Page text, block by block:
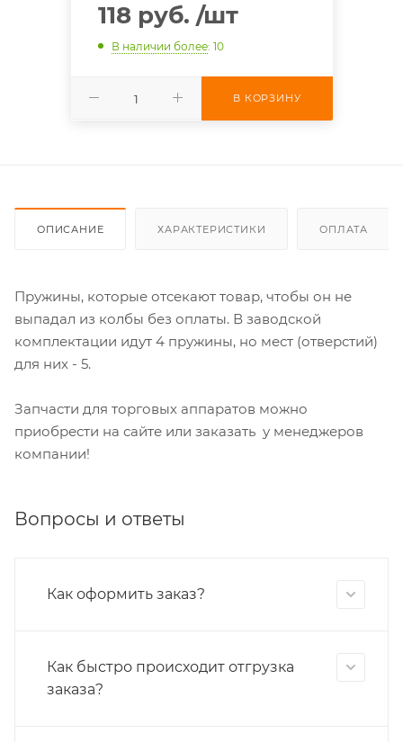
118 руб. /шт
В наличии более: 10
В КОРЗИНУ
ОПИСАНИЕ ХАРАКТЕРИСТИКИ ОПЛАТА
Пружины, которые отсекают товар, чтобы он не
выпадал из колбы без оплаты. В заводской
комплектации идут 4 пружины, но мест (отверстий)
для них - 5.
Запчасти для торговых аппаратов можно
приобрести на сайте или заказать у менеджеров
компании!
Вопросы и ответы
Как оформить заказ?
Как быстро происходит отгрузка
заказа?